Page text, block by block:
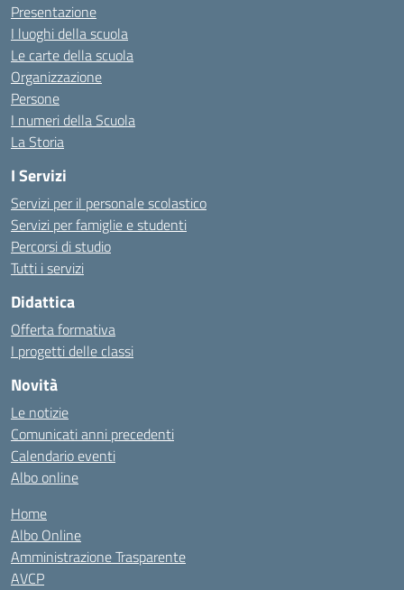
Presentazione
I luoghi della scuola
Le carte della scuola
Organizzazione
Persone
I numeri della Scuola
La Storia
I Servizi
Servizi per il personale scolastico
Servizi per famiglie e studenti
Percorsi di studio
Tutti i servizi
Didattica
Offerta formativa
I progetti delle classi
Novità
Le notizie
Comunicati anni precedenti
Calendario eventi
Albo online
Home
Albo Online
Amministrazione Trasparente
AVCP